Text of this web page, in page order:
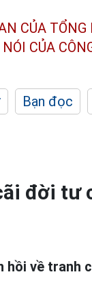
CỦA
CỦA
Bạn đọc
đời tư
hồi về tranh